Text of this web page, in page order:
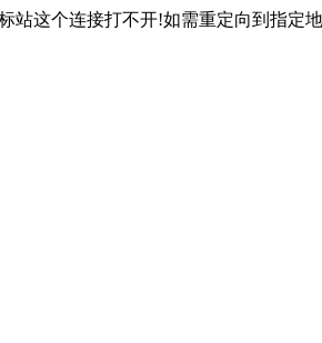
站这个连接打不开!如需重定向到指定